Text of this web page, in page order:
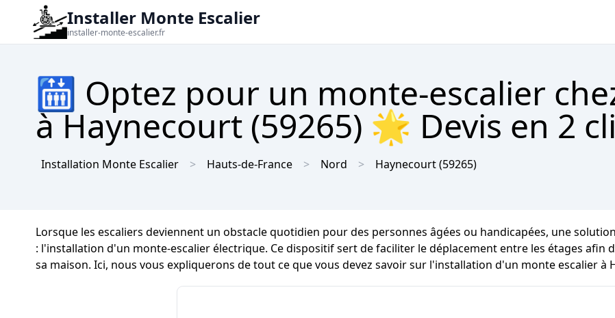
Installer Monte Escalier
installer-monte-escalier.fr
🛗 Optez pour un monte-escalier
à Haynecourt (59265) 🌟 Devis en 2
Installation Monte Escalier Hauts-de-France Nord Haynecourt(59265)
Lorsque les escaliers deviennent un obstacle quotidien pour des personnes âgées ou handicapées, une
: l'installation d'un monte-escalier électrique. Ce dispositif sert de faciliter le déplacement entre les étages afin
sa maison. Ici, nous vous expliquerons de tout ce que vous devez savoir sur l'installation d'un monte escalier à